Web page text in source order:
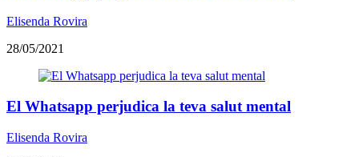
Elisenda Rovira
28/05/2021
El Whatsapp perjudica la teva salut mental
Elisenda Rovira